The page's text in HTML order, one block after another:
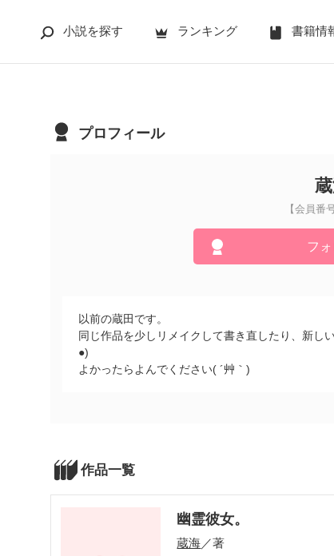
小説を探す ランキング 書籍情
プロフィール
【会員番
フ
以前の蔵田です。
同じ作品を少しリメイクして書き直したり、新し
●)
よかったらよんでください( ´艸｀)
作品一覧
幽霊彼女。
蔵海／著